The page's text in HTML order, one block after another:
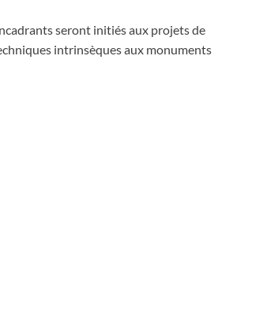
seront initiés aux projets de
intrinsèques aux monuments